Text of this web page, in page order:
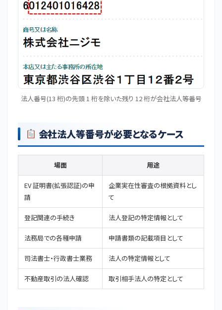
法人番号(13 桁)の先頭 1 桁を除いた残り 12 桁が会社法人等番号
会社法人等番号が必要となるケース
場面 用途
EV 証明書(拡張認証)の申
請
企業実在性審査の根拠資料とし
て
登記関連の手続き 法人登記の特定情報として
法務局での各種申請 申請書類の記載項目として
司法書士・行政書士業務 法人の特定情報として
不動産取引の法人確認 取引相手法人の特定として